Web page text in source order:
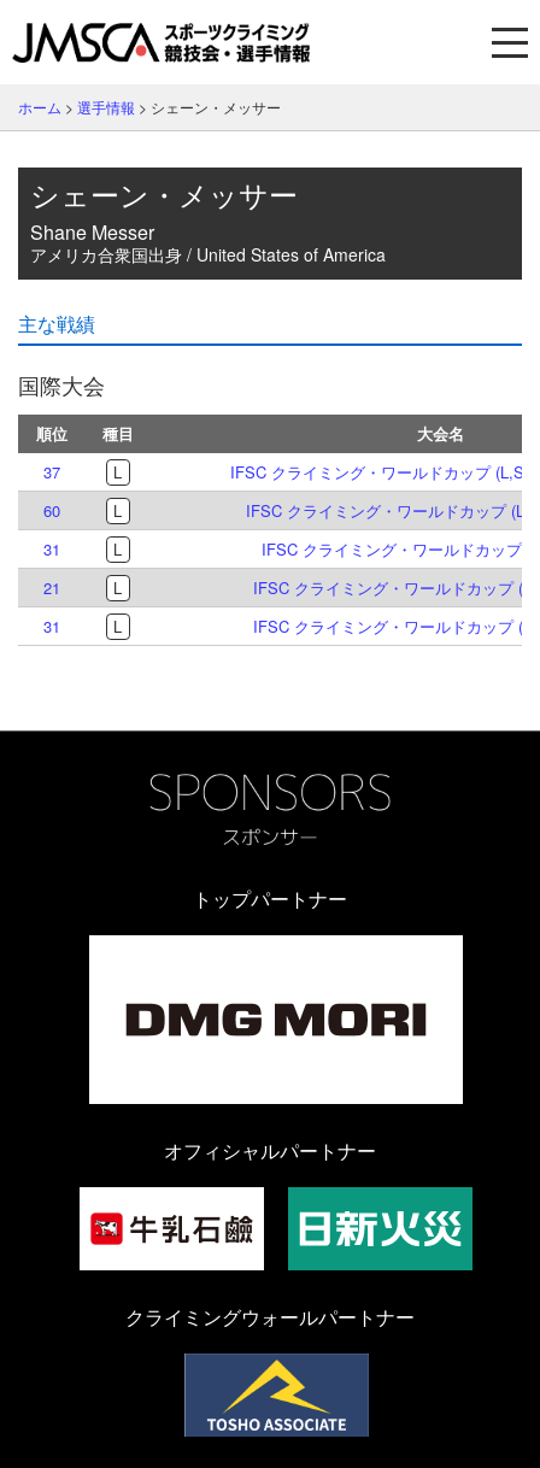
ホーム > 選手情報 > シェーン・メッサー
シェーン・メッサー
Shane Messer
アメリカ合衆国出身 / United States of America
主な戦績
国際大会
順位 種目
大会名
37
L
IFSC クライミング・ワールドカップ (L,S)
60
L
IFSC クライミング・ワールドカップ
31
L
IFSC クライミング・ワールドカップ
21
L
IFSC クライミング・ワールドカップ
31
L IFSC クライミング・ワールドカップ
トップパートナー
オフィシャルパートナー
クライミングウォールパートナー